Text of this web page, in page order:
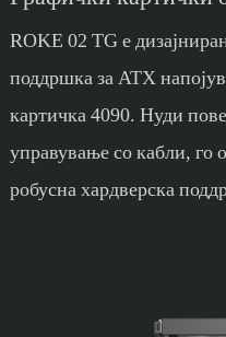
ROKE 02 TG е
поддршка за ATX
картичка 4090. Нуди
управување со кабли, го
робусна хардверска